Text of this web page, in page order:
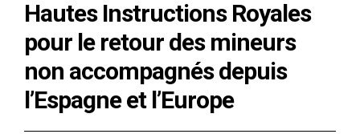
le1.ma
l'intelligence de
l'information